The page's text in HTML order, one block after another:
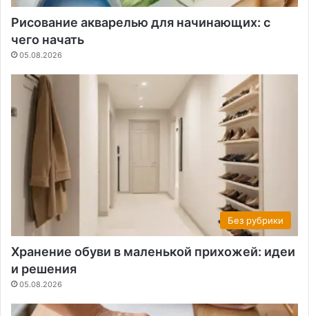
Рисование акварелью для начинающих: с
чего начать
05.08.2026
Без рубрики
Хранение обуви в маленькой прихожей: идеи
и решения
05.08.2026